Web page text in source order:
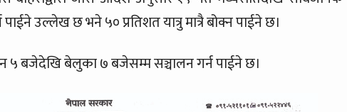
पाईने उल्लेख छ भने ५० प्रतिशत यात्रु मात्रै बोक्न पाईने छ।
५ बजेदेखि बेलुका ७ बजेसम्म सञ्चालन गर्न पाईने छ।